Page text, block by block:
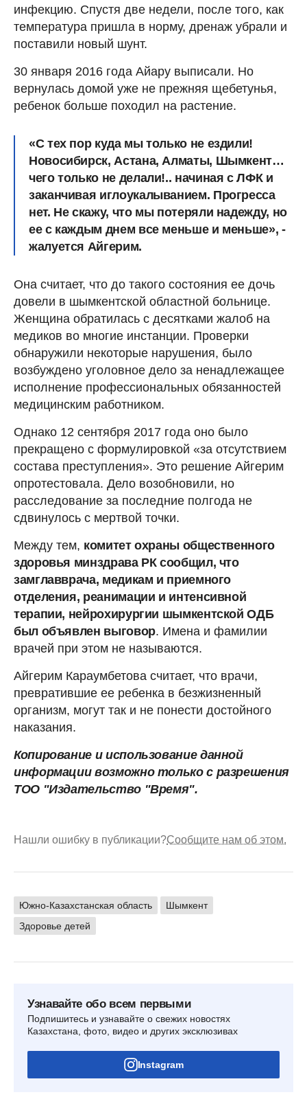
инфекцию. Спустя две недели, после того, как
температура пришла в норму, дренаж убрали и
поставили новый шунт.
30 января 2016 года Айару выписали. Но
вернулась домой уже не прежняя щебетунья,
ребенок больше походил на растение.
«С тех пор куда мы только не ездили!
Новосибирск, Астана, Алматы, Шымкент…
чего только не делали!.. начиная с ЛФК и
заканчивая иглоукалыванием. Прогресса
нет. Не скажу, что мы потеряли надежду, но
ее с каждым днем все меньше и меньше», -
жалуется Айгерим.
Она считает, что до такого состояния ее дочь
довели в шымкентской областной больнице.
Женщина обратилась с десятками жалоб на
медиков во многие инстанции. Проверки
обнаружили некоторые нарушения, было
возбуждено уголовное дело за ненадлежащее
исполнение профессиональных обязанностей
медицинским работником.
Однако 12 сентября 2017 года оно было
прекращено с формулировкой «за отсутствием
состава преступления». Это решение Айгерим
опротестовала. Дело возобновили, но
расследование за последние полгода не
сдвинулось с мертвой точки.
Между тем, комитет охраны общественного
здоровья минздрава РК сообщил, что
замглавврача, медикам и приемного
отделения, реанимации и интенсивной
терапии, нейрохирургии шымкентской ОДБ
был объявлен выговор. Имена и фамилии
врачей при этом не называются.
Айгерим Караумбетова считает, что врачи,
превратившие ее ребенка в безжизненный
организм, могут так и не понести достойного
наказания.
Копирование и использование данной
информации возможно только с разрешения
ТОО "Издательство "Время".
Нашли ошибку в публикации?Сообщите нам об этом.
Южно-Казахстанская область
Шымкент
Здоровье детей
Узнавайте обо всем первыми
Подпишитесь и узнавайте о свежих новостях
Казахстана, фото, видео и других эксклюзивах
Instagram